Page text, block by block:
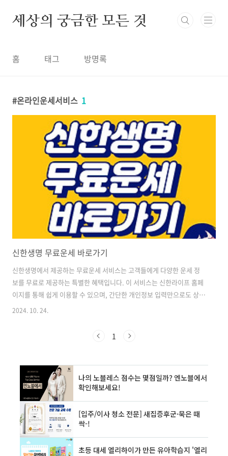
세상의 궁금한 모든 것
홈 태그 방명록
온라인운세서비스 1
신한생명 무료운세 바로가기
신한생명에서 제공하는 무료운세 서비스는 고객들에게 다양한 운세 정
보를 무료로 제공하는 특별한 혜택입니다. 이 서비스는 신한라이프 홈페
이지를 통해 쉽게 이용할 수 있으며, 간단한 개인정보 입력만으로도 상세
한 운세 결과를 확인할 수 있습니다. 이 서비스는 단순한 재미를 넘어서
이 담겨 있습니다. 물론 운세 결과를 절대적인 것으로 받아들이기보다는
👈 신한생명 무료운세 서비스 종류 신한생명에서 제공하는 무료운세 서
비스는 다양한 종류가 있어 사용자의 필요에 따라 선택할 수 있습니다.
주요 서비스로는 다음과 같은 것..
2024. 10. 24.
1